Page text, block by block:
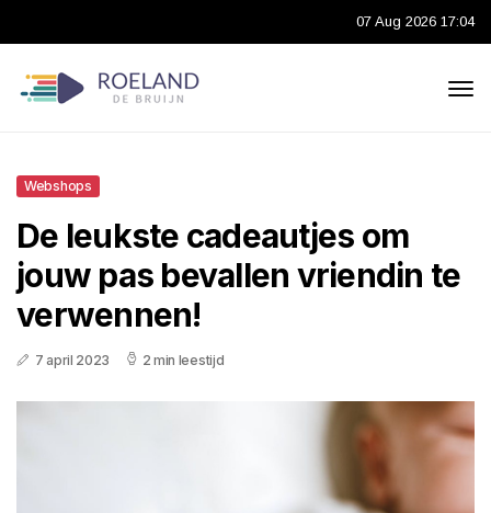
07 Aug 2026 17:04
Webshops
De leukste cadeautjes om
jouw pas bevallen vriendin te
verwennen!
7 april 2023 2 min leestijd